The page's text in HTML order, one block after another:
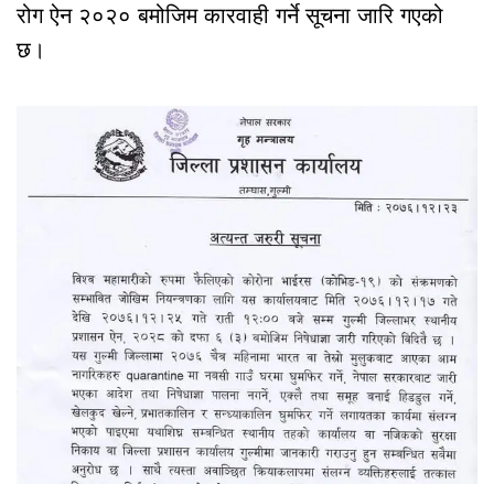
रोग ऐन २०२० बमोजिम कारवाही गर्ने सूचना जारि गएको
छ।